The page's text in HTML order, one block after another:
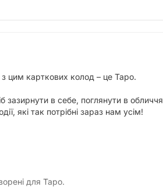
цим карткових колод – це Таро.
в себе, поглянути в обличчя
які так потрібні зараз нам усім!
для Таро.